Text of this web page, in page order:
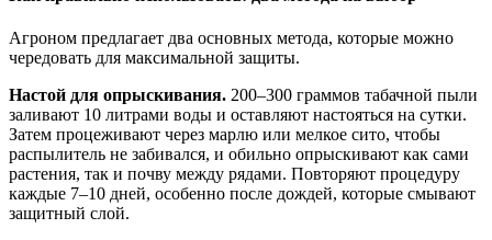
Агроном предлагает два основных метода, которые можно
чередовать для максимальной защиты.
Настой для опрыскивания. 200–300 граммов табачной пыли
заливают 10 литрами воды и оставляют настояться на сутки.
Затем процеживают через марлю или мелкое сито, чтобы
распылитель не забивался, и обильно опрыскивают как сами
растения, так и почву между рядами. Повторяют процедуру
каждые 7–10 дней, особенно после дождей, которые смывают
защитный слой.